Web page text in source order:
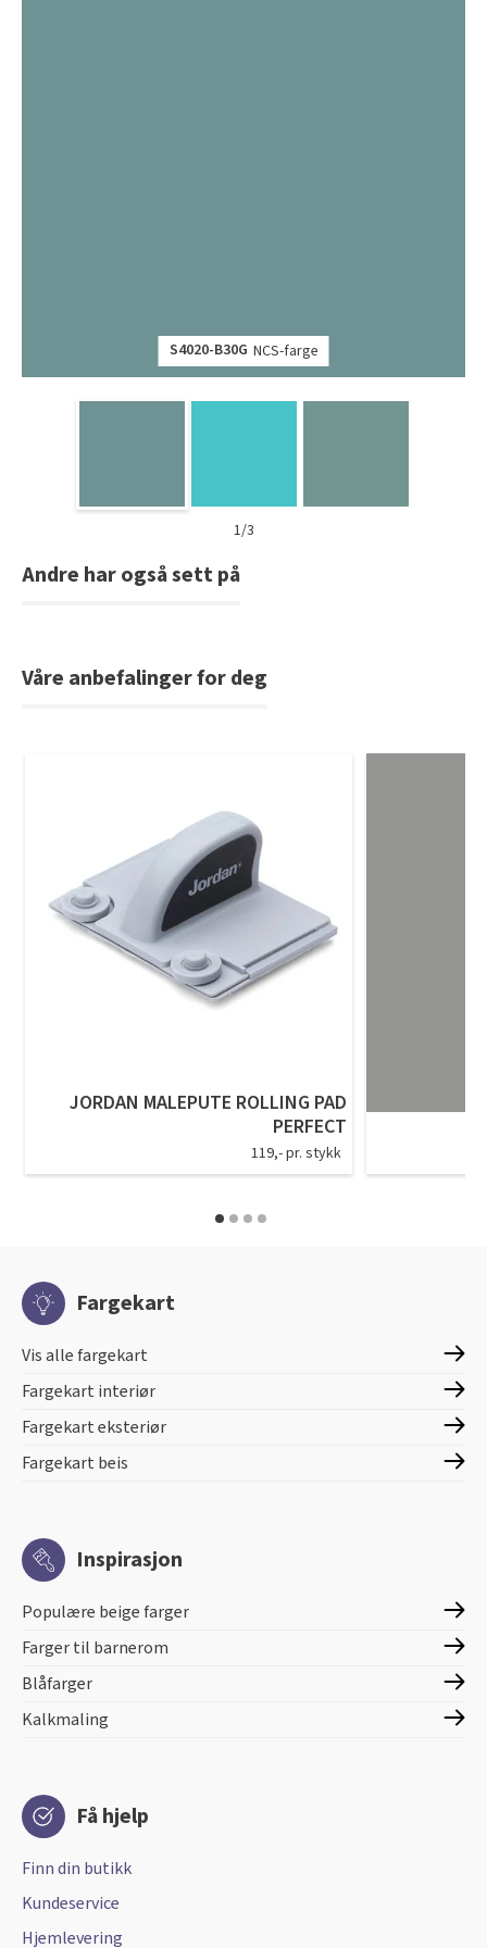
S4020-B30G NCS-farge
1/3
Andre har også sett på
Våre anbefalinger for deg
JORDAN MALEPUTE ROLLING PAD
PERFECT
119,- pr. stykk
Fargekart
Vis alle fargekart
Fargekart interiør
Fargekart eksteriør
Fargekart beis
Inspirasjon
Populære beige farger
Farger til barnerom
Blåfarger
Kalkmaling
Få hjelp
Finn din butikk
Kundeservice
Hjemlevering